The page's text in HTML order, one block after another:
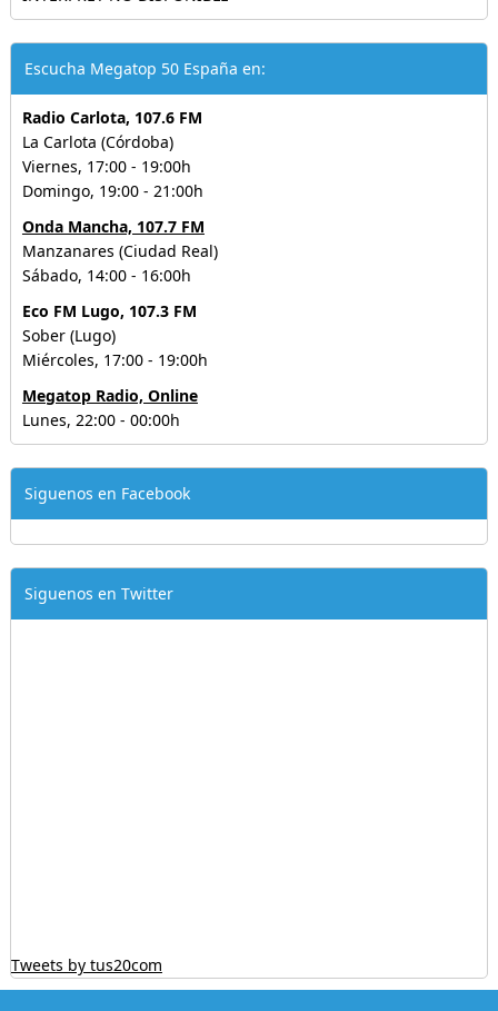
Escucha Megatop 50 España en:
Radio Carlota, 107.6 FM
La Carlota (Córdoba)
Viernes, 17:00 - 19:00h
Domingo, 19:00 - 21:00h
Onda Mancha, 107.7 FM
Manzanares (Ciudad Real)
Sábado, 14:00 - 16:00h
Eco FM Lugo, 107.3 FM
Sober (Lugo)
Miércoles, 17:00 - 19:00h
Megatop Radio, Online
Lunes, 22:00 - 00:00h
Siguenos en Facebook
Siguenos en Twitter
Tweets by tus20com